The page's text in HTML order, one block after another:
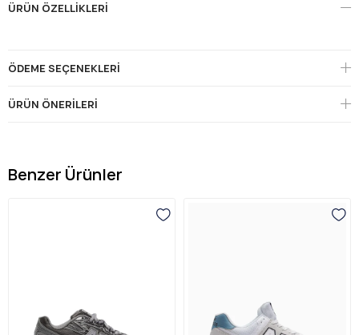
ÜRÜN ÖZELLIKLERI
ÖDEME SEÇENEKLERI
ÜRÜN ÖNERILERI
Benzer Ürünler